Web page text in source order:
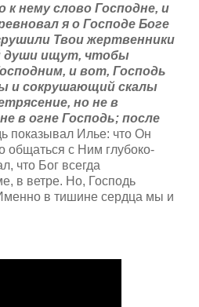
нему слово Господне, и
я о Господе Боге
Твои жертвенники
души ищут, чтобы
и вот, Господь
и сокрушающий скалы
но не в
в огне Господь; после
показывал Илье: что Он
общаться с Ним глубоко-
что Бог всегда
в ветре. Но, Господь
в тишине сердца мы и